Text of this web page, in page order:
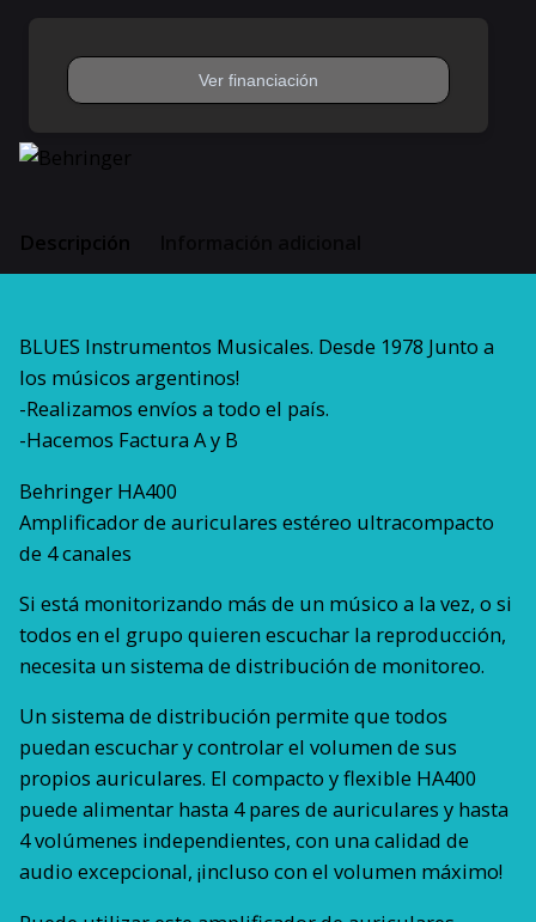
Microamp
cantidad
Descripción
BLUES Instrumentos Musicales. Desde 1978 Junto a
los músicos argentinos!
-Realizamos envíos a todo el país.
-Hacemos Factura A y B
Behringer HA400
Amplificador de auriculares estéreo ultracompacto
de 4 canales
Si está monitorizando más de un músico a la vez, o si
todos en el grupo quieren escuchar la reproducción,
necesita un sistema de distribución de monitoreo.
Un sistema de distribución permite que todos
puedan escuchar y controlar el volumen de sus
propios auriculares. El compacto y flexible HA400
puede alimentar hasta 4 pares de auriculares y hasta
4 volúmenes independientes, con una calidad de
audio excepcional, ¡incluso con el volumen máximo!